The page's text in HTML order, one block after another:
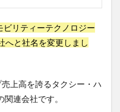
リティーテクノロジー
へと社名を変更しまし
上高を誇るタクシー・ハ
連会社です。